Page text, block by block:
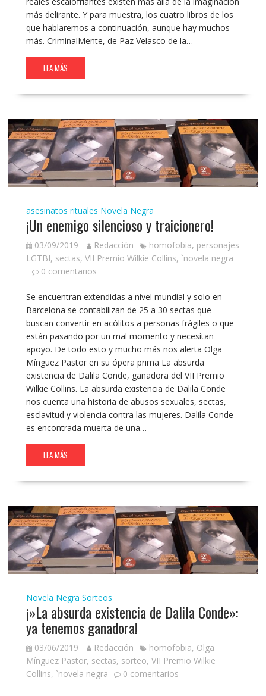
más delirante. Y para muestra, los cuatro libros de los
que hablaremos a continuación, aunque hay muchos
más. CriminalMente, de Paz Velasco de la…
LEA MÁS
asesinatos rituales Novela Negra
¡Un enemigo silencioso y traicionero!
03/09/2019 Redacción homofobia, personajes
LGTBI, sectas, VII Premio Wilkie Collins, `novela negra
0 comentarios
Se encuentran extendidas a nivel mundial y solo en
Barcelona se contabilizan de 25 a 30 sectas que
buscan convertir en acólitos a personas frágiles o que
están pasando por un mal momento y necesitan
apoyo. De todo esto y mucho más nos alerta Olga
Mínguez Pastor en su ópera prima La absurda
existencia de Dalila Conde, ganadora del VII Premio
Wilkie Collins. La absurda existencia de Dalila Conde
nos cuenta una historia de abusos sexuales, sectas,
esclavitud y violencia contra las mujeres. Dalila Conde
es encontrada muerta de una…
LEA MÁS
Novela Negra Sorteos
¡»La absurda existencia de Dalila Conde»:
ya tenemos ganadora!
03/06/2019 Redacción homofobia, Olga
Mínguez Pastor, sectas, sorteo, VII Premio Wilkie
Collins, `novela negra 0 comentarios